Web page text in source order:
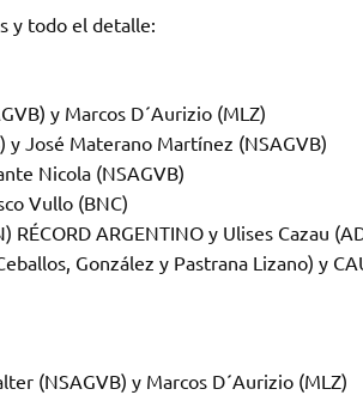
y todo el detalle:
y Marcos D´Aurizio (MLZ)
y José Materano Martínez (NSAGVB)
Nicola (NSAGVB)
Vullo (BNC)
ARGENTINO y Ulises Cazau
González y Pastrana Lizano) y
(NSAGVB) y Marcos D´Aurizio (MLZ)